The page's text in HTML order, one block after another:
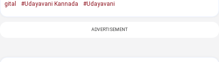
gital
#Udayavani Kannada #Udayavani
ADVERTISEMENT